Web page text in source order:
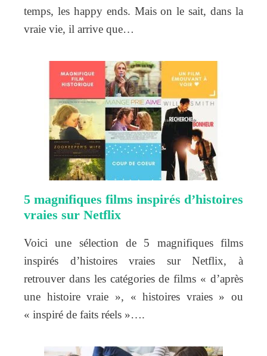
temps, les happy ends. Mais on le sait, dans la
vraie vie, il arrive que…
5 magnifiques films inspirés d’histoires
vraies sur Netflix
Voici une sélection de 5 magnifiques films
inspirés d’histoires vraies sur Netflix, à
retrouver dans les catégories de films « d’après
une histoire vraie », « histoires vraies » ou
« inspiré de faits réels »….